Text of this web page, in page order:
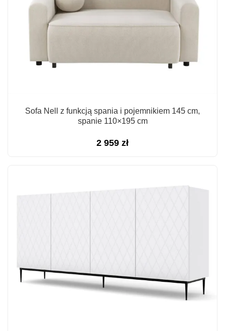
Sofa Nell z funkcją spania i pojemnikiem 145 cm,
spanie 110×195 cm
2 959 zł